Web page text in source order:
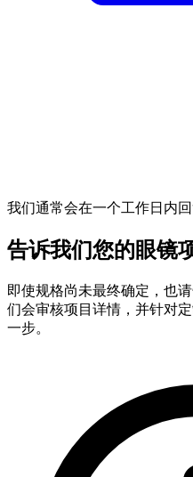
我们通常会在一个工作日内回
告诉我们您的眼镜
即使规格尚未最终确定，也
们会审核项目详情，并针对
一步。